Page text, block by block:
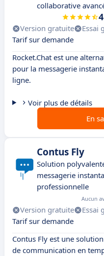
collaborative
Version gratuite Essai
Tarif sur demande
Rocket.Chat est une
pour la messagerie
ligne.
Voir plus de détails
En
Contus Fly
Solution
messagerie
professionnelle
Aucun
Version gratuite Essai
Tarif sur demande
Contus Fly est une
de communication en